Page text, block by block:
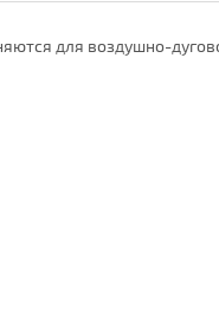
для воздушно-